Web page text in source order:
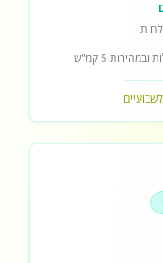
לחות
ובמהירות 5 קמ"ש